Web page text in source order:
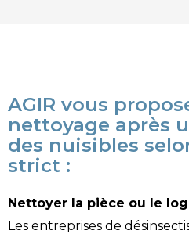
AGIR vous
nettoyage après
des nuisibles
strict :
Nettoyer la pièce ou le
Les entreprises de